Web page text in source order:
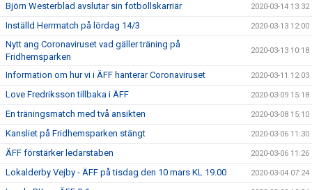
Björn Westerblad avslutar sin fotbollskarriär 2020-03-14 13:32
Inställd Herrmatch på lördag 14/3 2020-03-13 12:00
Nytt ang Coronaviruset vad gäller träning på
Fridhemsparken
2020-03-13 10:18
Information om hur vi i ÄFF hanterar Coronaviruset 2020-03-11 12:03
Love Fredriksson tillbaka i ÄFF 2020-03-09 15:18
En träningsmatch med två ansikten 2020-03-08 15:10
Kansliet på Fridhemsparken stängt 2020-03-06 11:30
ÄFF förstärker ledarstaben 2020-03-06 11:26
Lokalderby Vejby - ÄFF på tisdag den 10 mars KL 19.00 2020-03-04 07:24